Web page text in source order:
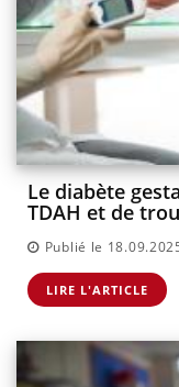
Le diabète
TDAH et de
Publié le
LIRE L'ARTICLE